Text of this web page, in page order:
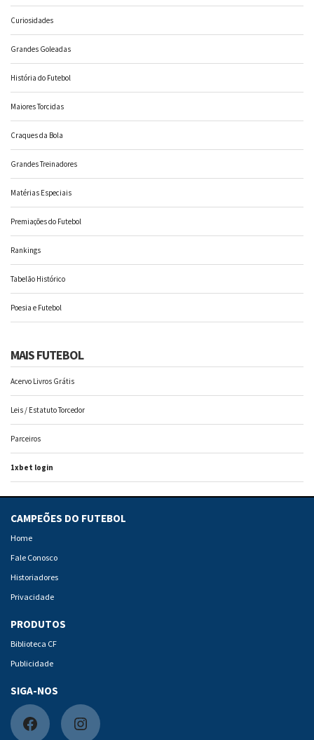
Curiosidades
Grandes Goleadas
História do Futebol
Maiores Torcidas
Craques da Bola
Grandes Treinadores
Matérias Especiais
Premiações do Futebol
Rankings
Tabelão Histórico
Poesia e Futebol
MAIS FUTEBOL
Acervo Livros Grátis
Leis / Estatuto Torcedor
Parceiros
1xbet login
CAMPEÕES DO FUTEBOL
Home
Fale Conosco
Historiadores
Privacidade
PRODUTOS
Biblioteca CF
Publicidade
SIGA-NOS
F I